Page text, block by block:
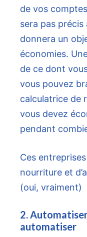
de vos
sera pas précis
donnera un
économies.
de ce dont
vous pouvez
calculatrice de
vous devez
pendant
Ces
nourriture et
(oui, vraiment)
2.
automatiser